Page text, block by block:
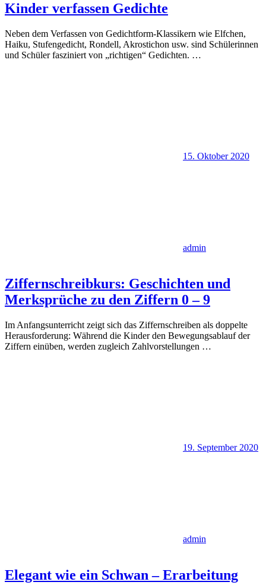
Kinder verfassen Gedichte
Neben dem Verfassen von Gedichtform-Klassikern wie Elfchen,
Haiku, Stufengedicht, Rondell, Akrostichon usw. sind Schülerinnen
und Schüler fasziniert von „richtigen“ Gedichten. …
15. Oktober 2020
admin
Ziffernschreibkurs: Geschichten und
Merksprüche zu den Ziffern 0 – 9
Im Anfangsunterricht zeigt sich das Ziffernschreiben als doppelte
Herausforderung: Während die Kinder den Bewegungsablauf der
Ziffern einüben, werden zugleich Zahlvorstellungen …
19. September 2020
admin
Elegant wie ein Schwan – Erarbeitung